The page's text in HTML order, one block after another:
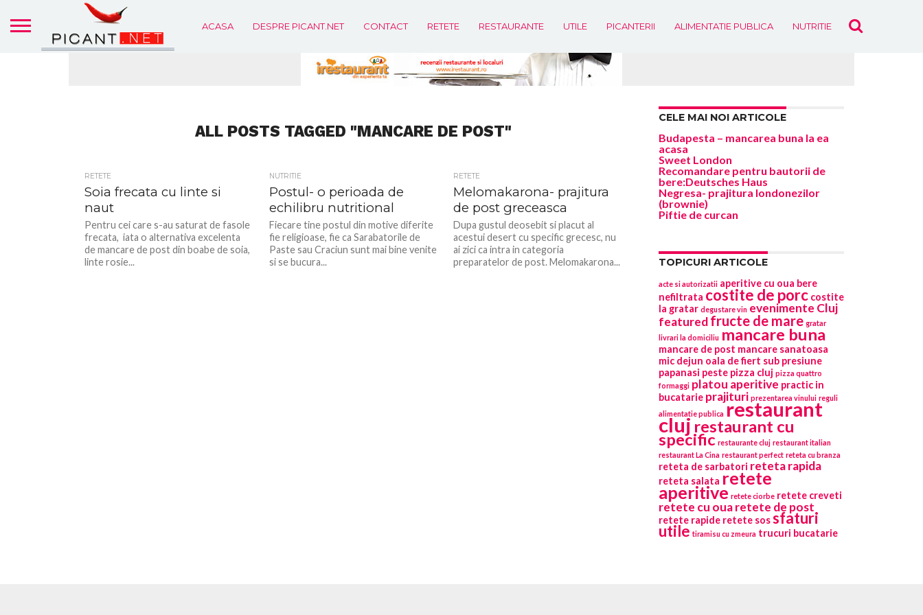
ACASA DESPRE PICANT.NET CONTACT RETETE RESTAURANTE UTILE PICANTERII ALIMENTATIE PUBLICA NUTRITIE EVENIMENTE
ALL POSTS TAGGED "MANCARE DE POST"
RETETE
Soia frecata cu linte si
naut
Pentru cei care s-au saturat de fasole
frecata, iata o alternativa excelenta
de mancare de post din boabe de soia,
linte rosie...
NUTRITIE
Postul- o perioada de
echilibru nutritional
Fiecare tine postul din motive diferite
fie religioase, fie ca Sarabatorile de
Paste sau Craciun sunt mai bine venite
si se bucura...
RETETE
Melomakarona- prajitura
de post greceasca
Dupa gustul deosebit si placut al
acestui desert cu specific grecesc, nu
ai zici ca intra in categoria
preparatelor de post. Melomakarona...
CELE MAI NOI ARTICOLE
Budapesta – mancarea buna la ea
acasa
Sweet London
Recomandare pentru bautorii de
bere:Deutsches Haus
Negresa- prajitura londonezilor
(brownie)
Piftie de curcan
TOPICURI ARTICOLE
acte si autorizatii aperitive cu oua bere
nefiltrata costite de porc costite
la gratar degustare vin evenimente Cluj
featuredfructe de mare gratar
livrari la domiciliu mancare buna
mancare de post mancare sanatoasa
mic dejun oala de fiert sub presiune
papanasi peste pizza cluj pizza quattro
formaggi platou aperitive practic in
bucatarie prajituri prezentarea vinului reguli
alimentatie publica restaurant
clujrestaurant cu
specific restaurante cluj restaurant italian
restaurant La Cina restaurant perfect reteta cu branza
reteta de sarbatori reteta rapida
reteta salata retete
aperitive retete ciorbe retete creveti
retete cu ouaretete de post
retete rapide retete sossfaturi
utile tiramisu cu zmeura trucuri bucatarie